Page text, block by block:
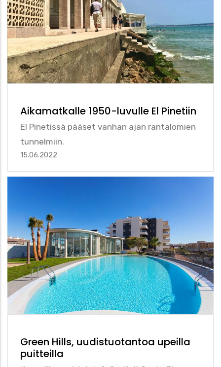
Aikamatkalle 1950-luvulle El Pinetiin
El Pinetissä pääset vanhan ajan rantalomien
tunnelmiin.
15.06.2022
Green Hills, uudistuotantoa upeilla
puitteilla